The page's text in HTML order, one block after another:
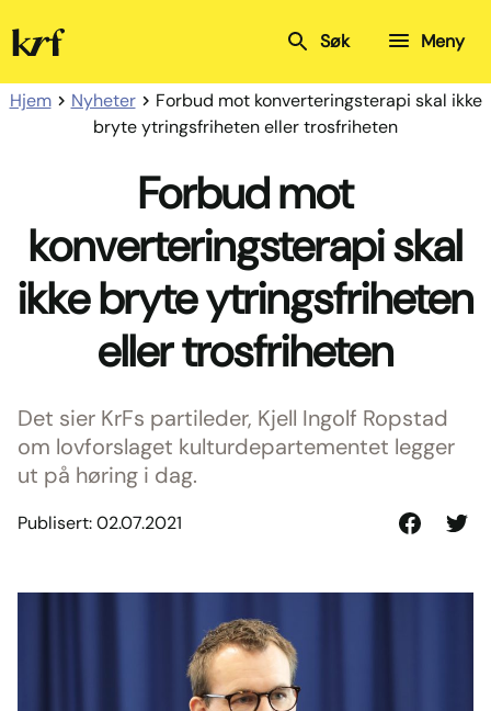
Kristelig
Folkeparti Meny
Søk
Hjem Nyheter
Forbud mot konverteringsterapi skal ikke
bryte ytringsfriheten eller trosfriheten
Forbud mot
konverteringsterapi skal
ikke bryte ytringsfriheten
eller trosfriheten
Det sier KrFs partileder, Kjell Ingolf Ropstad
om lovforslaget kulturdepartementet legger
ut på høring i dag.
Publisert: 02.07.2021
Del
Facebook
Del